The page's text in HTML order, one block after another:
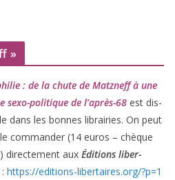
»
: de la chute de Matzneff à une
sexo-poli­tique de l’après-68 est dis­
dans les bonnes librai­ries. On peut
com­man­der (14 euros – chèque
) direc­te­ment aux Éditions liber­
: https://​edi​tions​-liber​taires​.org/​?​p​=​1